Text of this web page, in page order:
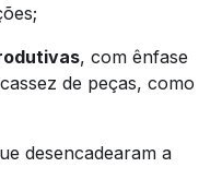
, com ênfase
de peças, como
desencadearam a